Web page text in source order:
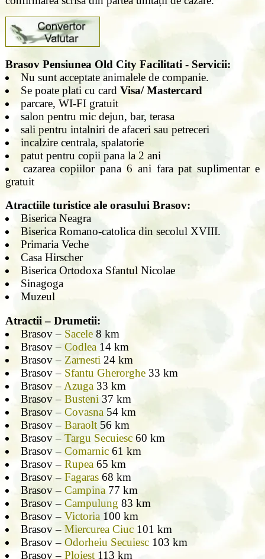
Brasov Pensiunea Old City Facilitati - Servicii:
Nu sunt acceptate animalele de companie.
Se poate plati cu card Visa/ Mastercard
parcare, WI-FI gratuit
salon pentru mic dejun, bar, terasa
sali pentru intalniri de afaceri sau petreceri
incalzire centrala, spalatorie
patut pentru copii pana la 2 ani
cazarea copiilor pana 6 ani fara pat suplimentar e
gratuit
Atractiile turistice ale orasului Brasov:
Biserica Neagra
Biserica Romano-catolica din secolul XVIII.
Primaria Veche
Casa Hirscher
Biserica Ortodoxa Sfantul Nicolae
Sinagoga
Muzeul
Atractii – Drumetii:
Brasov – Sacele8 km
Brasov – Codlea14 km
Brasov – Zarnesti24 km
Brasov – Sfantu Gherorghe33 km
Brasov –Azuga33 km
Brasov – Busteni37 km
Brasov – Covasna54 km
Brasov – Baraolt56 km
Brasov – Targu Secuiesc60 km
Brasov – Comarnic61 km
Brasov – Rupea65 km
Brasov – Fagaras68 km
Brasov – Campina77 km
Brasov – Campulung 83 km
Brasov – Victoria100 km
Brasov – Miercurea Ciuc101 km
Brasov – Odorheiu Secuiesc103 km
Brasov – Ploiest113 km